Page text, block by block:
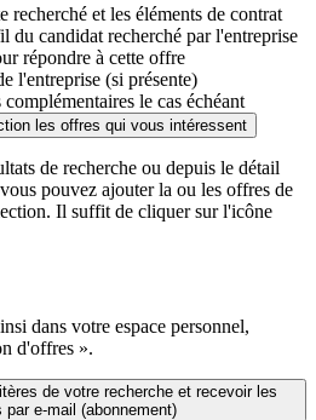
recherché et les éléments de contrat
du candidat recherché par l'entreprise
répondre à cette offre
l'entreprise (si présente)
le cas échéant
les offres qui vous intéressent
de recherche ou depuis le détail
pouvez ajouter la ou les offres de
Il suffit de cliquer sur l'icône
dans votre espace personnel,
d'offres ».
de votre recherche et recevoir les
par e-mail (abonnement)